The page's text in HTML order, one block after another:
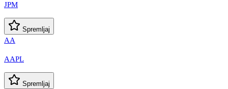
JPM
Spremljaj
AA
AAPL
Spremljaj